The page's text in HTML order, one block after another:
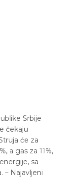
Srbije
čekaju
će za
a gas za 11%,
sa
– Najavljeni